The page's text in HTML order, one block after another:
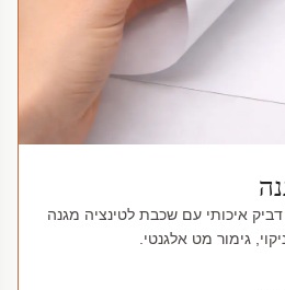
דביק איכותי עם שכבת לטינציה מגנה
גימור מט אלגנטי.